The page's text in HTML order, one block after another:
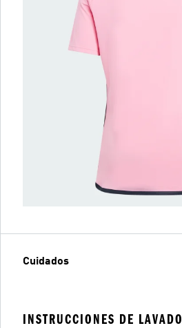
Cuidados
INSTRUCCIONES DE LAVADO